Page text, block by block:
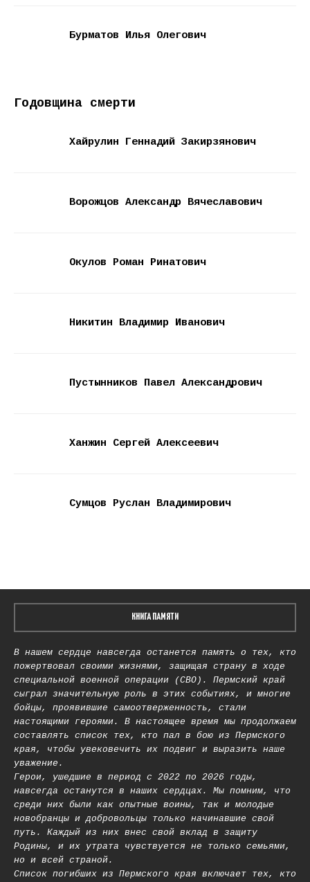
Бурматов Илья Олегович
Годовщина смерти
Хайрулин Геннадий Закирзянович
Ворожцов Александр Вячеславович
Окулов Роман Ринатович
Никитин Владимир Иванович
Пустынников Павел Александрович
Ханжин Сергей Алексеевич
Сумцов Руслан Владимирович
КНИГА ПАМЯТИ
В нашем сердце навсегда останется память о тех, кто
пожертвовал своими жизнями, защищая страну в ходе
специальной военной операции (СВО). Пермский край
сыграл значительную роль в этих событиях, и многие
бойцы, проявившие самоотверженность, стали
настоящими героями. В настоящее время мы продолжаем
составлять список тех, кто пал в бою из Пермского
края, чтобы увековечить их подвиг и выразить наше
уважение.
Герои, ушедшие в период с 2022 по 2026 годы,
навсегда останутся в наших сердцах. Мы помним, что
среди них были как опытные воины, так и молодые
новобранцы и добровольцы только начинавшие свой
путь. Каждый из них внес свой вклад в защиту
Родины, и их утрата чувствуется не только семьями,
но и всей страной.
Список погибших из Пермского края включает тех, кто